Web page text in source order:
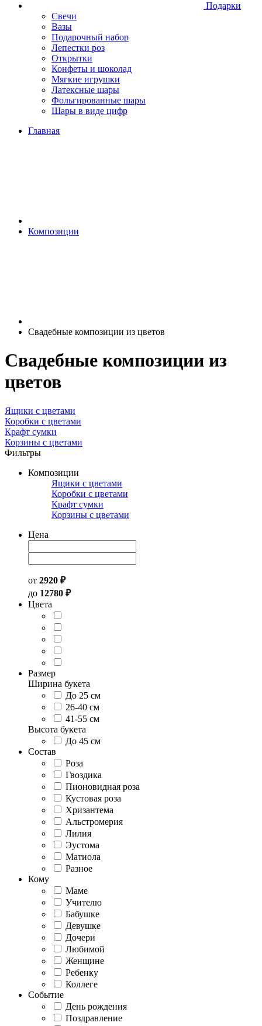
Подарки
Свечи
Вазы
Подарочный набор
Лепестки роз
Открытки
Конфеты и шоколад
Мягкие игрушки
Латексные шары
Фольгированные шары
Шары в виде цифр
Главная
Композиции
Свадебные композиции из цветов
Свадебные композиции из
цветов
Ящики с цветами
Коробки с цветами
Крафт сумки
Корзины с цветами
Фильтры
Композиции
Ящики с цветами
Коробки с цветами
Крафт сумки
Корзины с цветами
Цена
от 2920 ₽
до 12780 ₽
Цвета
Размер
Ширина букета
До 25 см
26-40 см
41-55 см
Высота букета
До 45 см
Состав
Роза
Гвоздика
Пионовидная роза
Кустовая роза
Хризантема
Альстромерия
Лилия
Эустома
Матиола
Разное
Кому
Маме
Учителю
Бабушке
Девушке
Дочери
Любимой
Женщине
Ребенку
Коллеге
Событие
День рождения
Поздравление